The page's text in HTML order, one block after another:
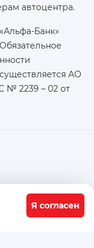
Я согласен
автоцентра.
Банк»
Обязательное
AO
№ 2239 – 02 от
91 стр. 11